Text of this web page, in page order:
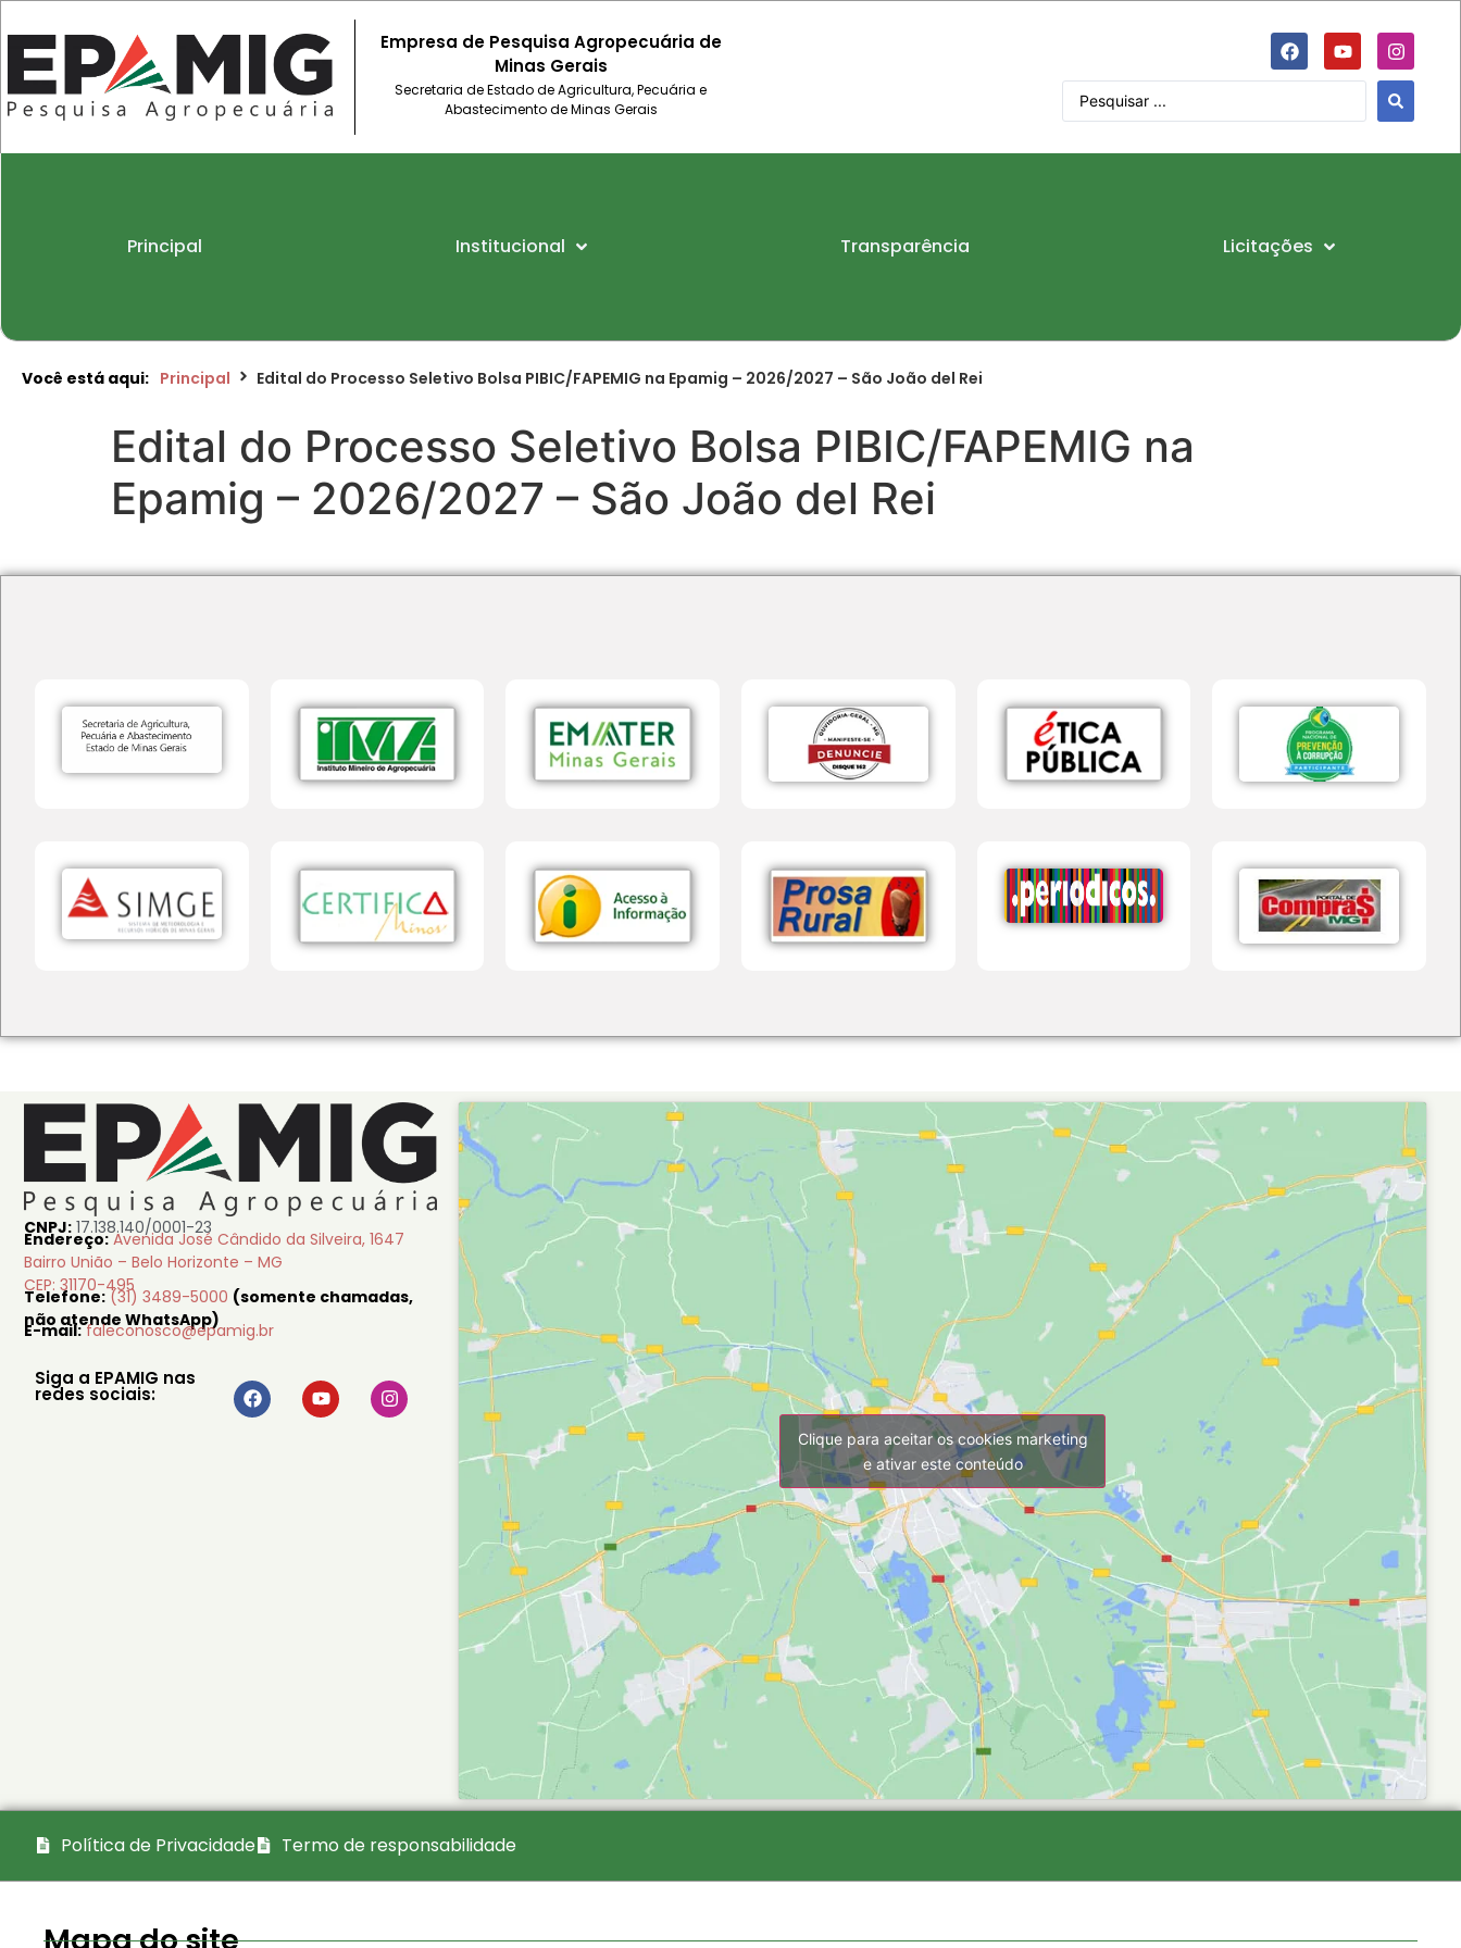
Empresa de Pesquisa Agropecuária de
Minas Gerais
Secretaria de Estado de Agricultura, Pecuária e
Abastecimento de Minas Gerais
Principal Institucional Transparência Licitações
Você está aqui: Principal Edital do Processo Seletivo Bolsa PIBIC/FAPEMIG na Epamig – 2026/2027 – São João del Rei
Edital do Processo Seletivo Bolsa PIBIC/FAPEMIG na
Epamig – 2026/2027 – São João del Rei
CNPJ: 17.138.140/0001-23
Endereço: Avenida José Cândido da Silveira, 1647
Bairro União – Belo Horizonte – MG
CEP: 31170-495
Telefone: (31) 3489-5000 (somente chamadas,
não atende WhatsApp)
E-mail: faleconosco@epamig.br
Siga a EPAMIG nas
redes sociais:
Clique para aceitar os cookies marketing
e ativar este conteúdo
Política de Privacidade Termo de responsabilidade
Mapa do site